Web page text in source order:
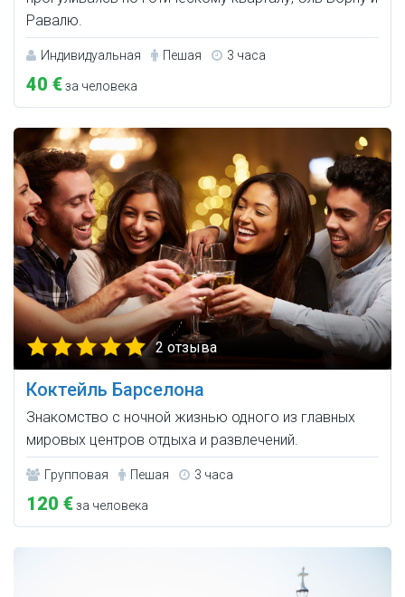
Равалю.
Индивидуальная Пешая 3 часа
40 €за человека
2 отзыва
Коктейль Барселона
Знакомство с ночной жизнью одного из главных
мировых центров отдыха и развлечений.
Групповая Пешая 3 часа
120 €за человека